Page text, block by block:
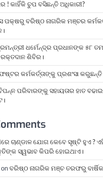
! କାହିଁକି ଚୁପ ବସିଛନ୍ତି ଅଧିକାରୀ?
ପକ୍ଷରୁ ବରିଷ୍ଠ ନାଗରିକ ମଞ୍ଚର
ଧର୍ମେନ୍ଦ୍ର ପ୍ରଧାନଙ୍କ ୫୮
ରକ୍ତଦାନ ଶିବିର।
କର୍ମକର୍ତ୍ତାଙ୍କୁ ପ୍ରଶଂସା
ପରିବାରଙ୍କୁ ସହାୟତାର ହାତ
ଚାଣ୍ଡାଳ ଯୋଗ କେବେ ସୃଷ୍ଟି ହୁଏ ?
ସ୍ୱଭାବ କିପରି ହୋଇଥାଏ।
onବରିଷ୍ଠ ନାଗରିକ ମଞ୍ଚ ତରଫରୁ